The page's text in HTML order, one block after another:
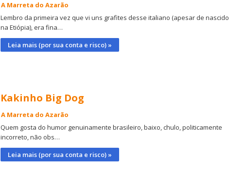
A Marreta do Azarão
Lembro da primeira vez que vi uns grafites desse italiano (apesar de nascido
na Etiópia), era fina…
Leia mais (por sua conta e risco) »
Kakinho Big Dog
A Marreta do Azarão
Quem gosta do humor genuinamente brasileiro, baixo, chulo, politicamente
incorreto, não obs…
Leia mais (por sua conta e risco) »